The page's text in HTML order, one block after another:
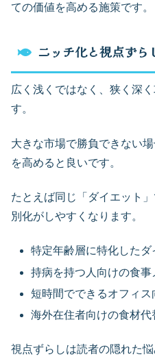
ての価値を高める施策です。
ニッチ化と視点ずら
広く浅くではなく、狭く深
す。
大きな市場で勝負できない
を高めると良いです。
たとえば同じ「ダイエット
別化がしやすくなります。
特定年齢層に特化したダ
持病を持つ人向けの食事
短時間でできるオフィ
海外在住者向けの食材代
視点ずらしは読者の隠れた